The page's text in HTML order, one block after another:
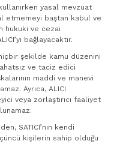
yasal mevzuat
etmemeyi baştan kabul ve
hukuki ve cezai
bağlayacaktır.
şekilde kamu düzenini
ve taciz edici
maddi ve manevi
Ayrıca, ALICI
veya zorlaştırıcı faaliyet
SATICI’nın kendi
kişilerin sahip olduğu